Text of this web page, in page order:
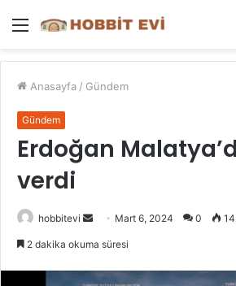
Menü
Anasayfa / Gündem
Gündem
Erdoğan
verdi
hobbitevi
Bir
göndermek
Mart 6, 2024 0
2 dakika okuma süresi